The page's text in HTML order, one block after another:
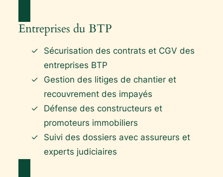
Entreprises du BTP
Sécurisation des contrats et CGV des
entreprises BTP
Gestion des litiges de chantier et
recouvrement des impayés
Défense des constructeurs et
promoteurs immobiliers
Suivi des dossiers avec assureurs et
experts judiciaires